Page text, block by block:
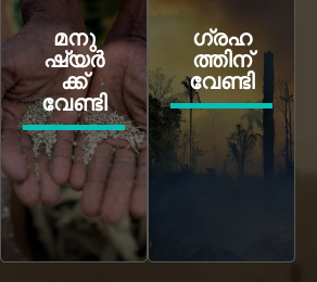
മനു
ഷ്യർ
ക്ക്
വേണ്ടി
ഗ്രഹ
ത്തിന്
വേണ്ടി